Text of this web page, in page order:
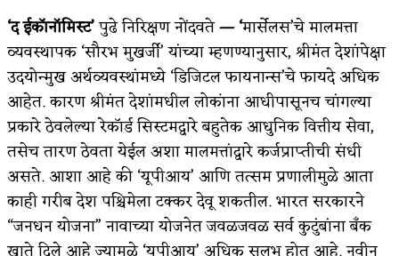
‘द ईकॉनॉमिस्ट’पुढे निरिक्षण नोंदवते— ‘मार्सेलस’चे मालमत्ता
व्यवस्थापक ‘सौरभ मुखर्जी’ यांच्या म्हणण्यानुसार, श्रीमंत देशांपेक्षा
उदयोन्मुख अर्थव्यवस्थांमध्ये ‘डिजिटल फायनान्स’चे फायदे अधिक
आहेत. कारण श्रीमंत देशांमधील लोकांना आधीपासूनच चांगल्या
प्रकारे ठेवलेल्या रेकॉर्ड सिस्टमद्वारे बहुतेक आधुनिक वित्तीय सेवा,
तसेच तारण ठेवता येईल अशा मालमत्तांद्वारे कर्जप्राप्तीची संधी
असते. आशा आहे की ‘यूपीआय’ आणि तत्सम प्रणालीमुळे आता
काही गरीब देश पश्चिमेला टक्कर देवू शकतील. भारत सरकारने
“जनधन योजना” नावाच्या योजनेत जवळजवळ सर्व कुटुंबांना बँक